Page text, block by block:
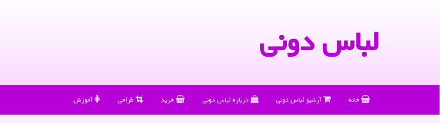
لباس دونی
خانه آرشیو لباس دونی درباره لباس دونی خرید طراحی آموزش